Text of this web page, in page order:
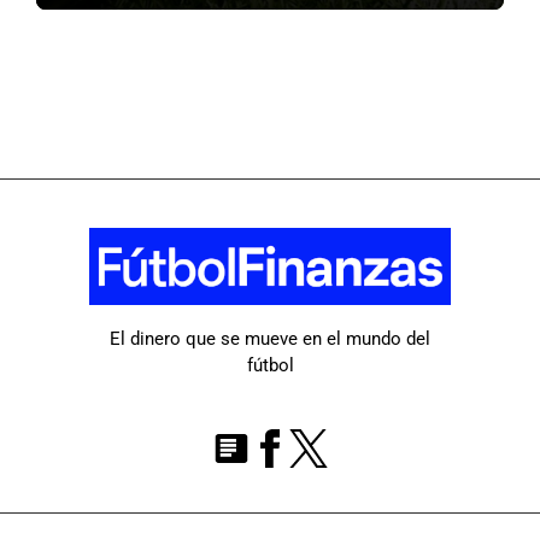
El dinero que se mueve en el mundo del
fútbol